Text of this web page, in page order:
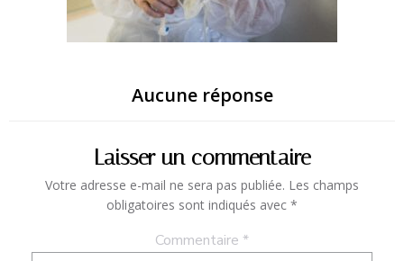
Aucune réponse
Laisser un commentaire
Votre adresse e-mail ne sera pas publiée. Les champs
obligatoires sont indiqués avec *
Commentaire *